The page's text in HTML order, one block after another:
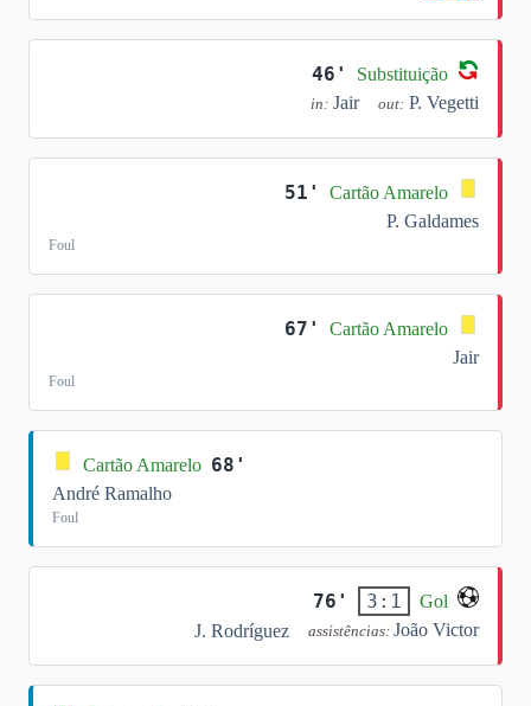
46' Substituição
in: Jair out: P. Vegetti
51'
Cartão Amarelo
P. Galdames
Foul
67'
Cartão Amarelo
Jair
Foul
Cartão Amarelo 68'
André Ramalho
Foul
76' 3:1
Gol
J. Rodríguez
assistências: João Victor